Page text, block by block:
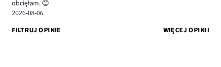
obcięłam. 😊
2026-08-06
FILTRUJ OPINIE
WIĘCEJ OPINII